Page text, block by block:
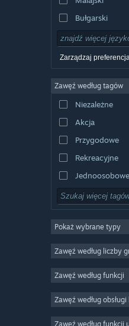
Bułgarski
Czeski
Duński
Angielski
Hiszpański
Hiszpański
Zarządzaj
Zawęź według tagów
Niezależne
Akcja
Przygodowe
Rekreacyjne
Jednoosobowe
Symulatory
Strategiczne
2D
Free to Play
Pokaż wybrane typy
Zawęź według liczby
Zawęź według funkcji
Zawęź według
Zawęź według funkcji